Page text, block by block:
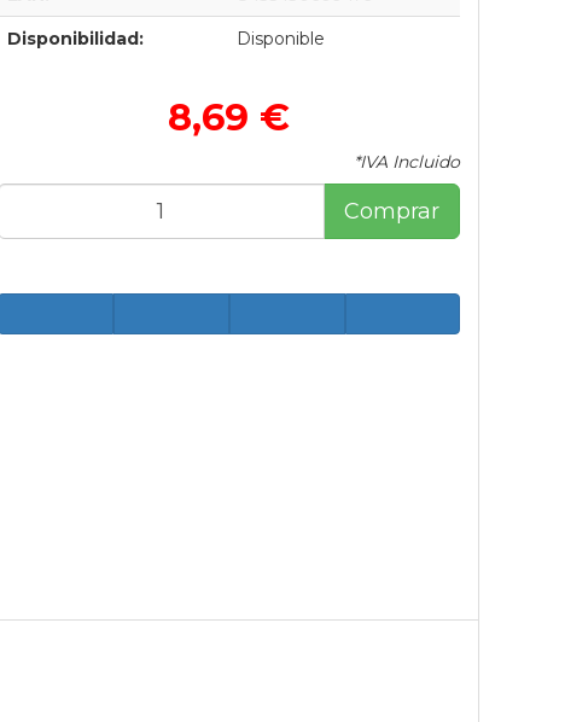
Disponibilidad: Disponible
8,69 €
*IVA Incluido
Comprar